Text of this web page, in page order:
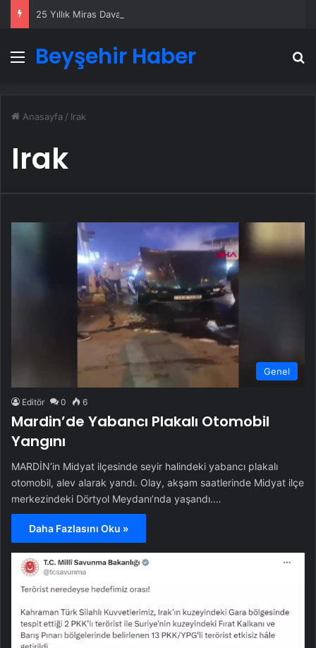
Menü
Beyşehir Haber
Anasayfa / Irak
Irak
Genel
Editör 0 6
Mardin’de Yabancı Plakalı Otomobil
Yangını
MARDİN’in Midyat ilçesinde seyir halindeki yabancı plakalı
otomobil, alev alarak yandı. Olay, akşam saatlerinde Midyat ilçe
merkezindeki Dörtyol Meydanı’nda yaşandı.…
Daha Fazlasını Oku »